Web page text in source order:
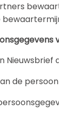
de persoon